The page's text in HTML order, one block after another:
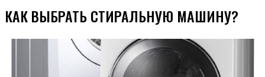
КАК ВЫБРАТЬ СТИРАЛЬНУЮ МАШИНУ?